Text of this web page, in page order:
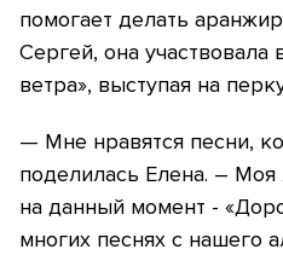
помогает делать
Сергей, она
ветра», выступая на
— Мне нравятся песни,
поделилась Елена. –
на данный момент -
многих песнях с нашего